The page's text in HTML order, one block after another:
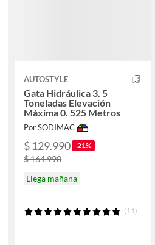
AUTOSTYLE
Gata Hidráulica 3. 5
Toneladas Elevación
Máxima 0. 525 Metros
Por SODIMAC
$ 129.990 -21%
$ 164.990
Llega mañana
(11)